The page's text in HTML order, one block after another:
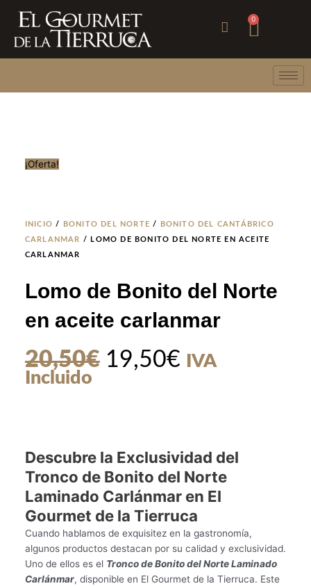
contenido
0
¡Oferta!
INICIO / BONITO DEL NORTE /
BONITO DEL CANTÁBRICO
CARLANMAR / LOMO DE BONITO DEL NORTE EN ACEITE
CARLANMAR
Lomo de Bonito del Norte
en aceite carlanmar
20,50€ El
precio
19,50€El
precio
IVA
Incluido
Descubre la Exclusividad del
Tronco de Bonito del Norte
Laminado Carlánmar en El
Gourmet de la Tierruca
Cuando hablamos de exquisitez en la gastronomía,
algunos productos destacan por su calidad y exclusividad.
Uno de ellos es el Tronco de Bonito del Norte Laminado
Carlánmar, disponible en El Gourmet de la Tierruca. Este